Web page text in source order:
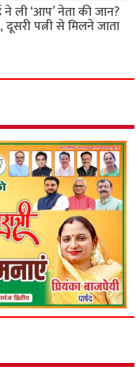
ली ‘आप’ नेता की जान?
पत्नी से मिलने जाता